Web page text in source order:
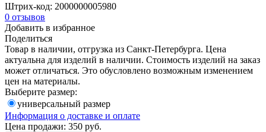
Штрих-код: 2000000005980
0 отзывов
Добавить в избранное
Поделиться
Товар в наличии, отгрузка из Санкт-Петербурга. Цена
актуальна для изделий в наличии. Стоимость изделий на заказ
может отличаться. Это обусловлено возможным изменением
цен на материалы.
Выберите размер:
универсальный размер
Информация о доставке и оплате
Цена продажи: 350 руб.